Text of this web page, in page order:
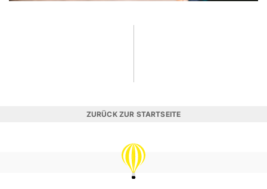
ZURÜCK ZUR STARTSEITE
REISEVERGNÜGEN